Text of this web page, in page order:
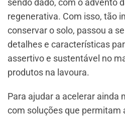
sendo dado, com o advento
regenerativa. Com isso, tão
conservar o solo, passou a
detalhes e características
assertivo e sustentável no
produtos na lavoura.
Para ajudar a acelerar ainda
com soluções que permitam